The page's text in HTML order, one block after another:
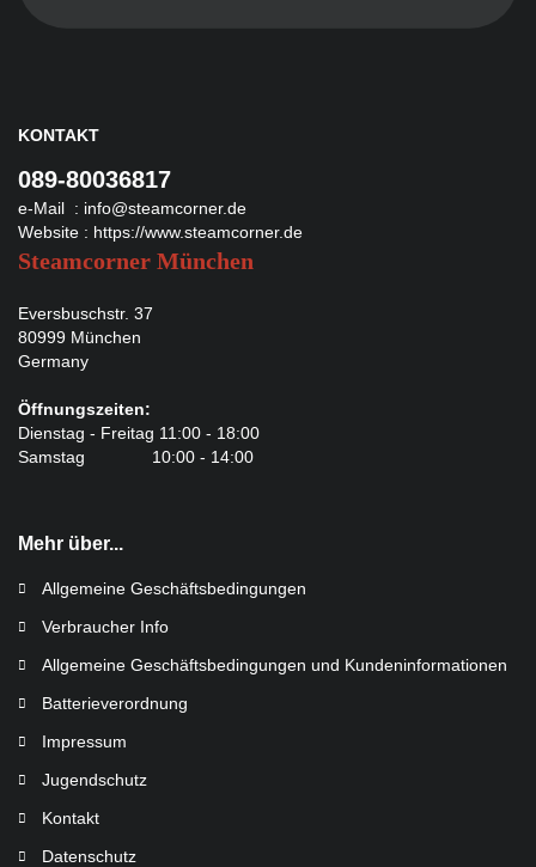
KONTAKT
089-80036817
e-Mail : info@steamcorner.de
Website : https://www.steamcorner.de
Steamcorner München
Eversbuschstr. 37
80999 München
Germany
Öffnungszeiten:
Dienstag - Freitag 11:00 - 18:00
Samstag 10:00 - 14:00
Mehr über...
Allgemeine Geschäftsbedingungen
Verbraucher Info
Allgemeine Geschäftsbedingungen und Kundeninformationen
Batterieverordnung
Impressum
Jugendschutz
Kontakt
Datenschutz